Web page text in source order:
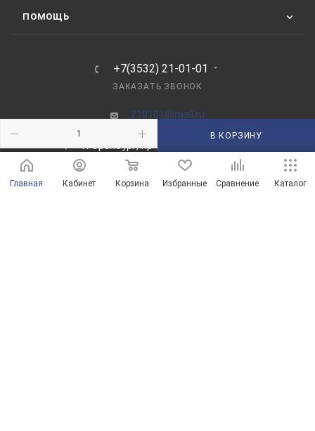
В КОРЗИНУ
ПОМОЩЬ
+7(3532) 21-01-01
ЗАКАЗАТЬ ЗВОНОК
210101@mail.ru
г. Оренбург, пр-д Автоматики, 8 "А"
Главная Кабинет Корзина Избранные Сравнение Каталог